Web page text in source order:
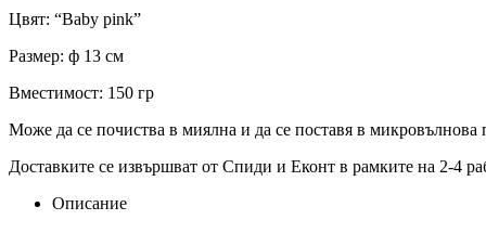
Цвят: “Baby pink”
Размер: ф 13 см
Вместимост: 150 гр
Може да се почиства в миялна и да се поставя в микровълнова
Доставките се извършват от Спиди и Еконт в рамките на 2-4
Описание